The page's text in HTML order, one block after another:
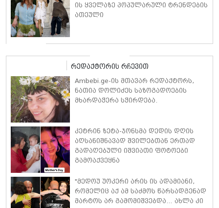
ის ყველაზე პოპულარული ტრენდების
ათეული
რედაქტორის რჩევით
Ambebi.ge-ის მთავარ რედაქტორს,
ნათია დოლიძეს საზოგადოების
მხარდაჭერა სჭირდება.
კეტრინ ზეტა-ჯონსმა დედის დღის
აღსანიშნავად შვილებთან ერთად
გადაღებული იშვიათი ფოტოები
გამოაქვეყნა
"მედოუ უოკერი არის ის ადამიანი,
რომელიც აქ ამ საძმოს წარსადგენად
მარტოს არ გამომიშვებდა… ახლა კი